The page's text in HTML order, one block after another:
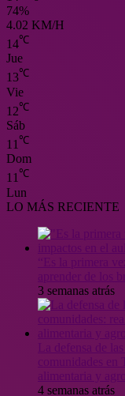
74%
4.02 KM/H
14℃
Jue
13℃
Vie
12℃
Sáb
11 ℃
Dom
11℃
Lun
LO MÁS RECIENTE
3 semanas atrás
4 semanas atrás